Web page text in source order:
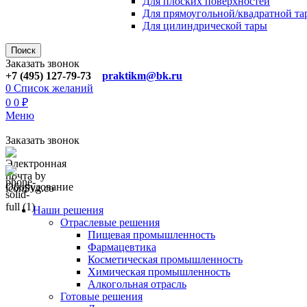
Для прямоугoльной/квадратной
Для цилиндрической тaры
Поиск
Заказать звонок
+7 (495) 127-79-73
praktikm@bk.ru
0 Список желаний
0 0 ₽
Меню
Заказать звонок
Оборудование
Наши решения
Отраслевые решения
Пищевая промышленность
Фармацевтика
Косметическая промышленность
Химическая промышленность
Алкогольная отрасль
Готовые решения